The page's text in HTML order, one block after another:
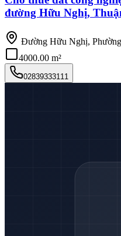
đường Hữu Nghị,
Đường Hữu Nghị,
4000.00 m²
02839333111